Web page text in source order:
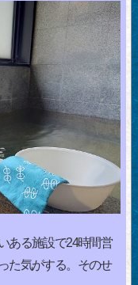
ある施設で24時間営
た気がする。そのせ